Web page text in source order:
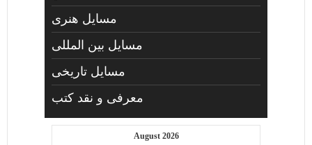
مسايل هنری
مسایل بین المللی
مسایل تاریخی
معرفی و نقد کتب
August 2026